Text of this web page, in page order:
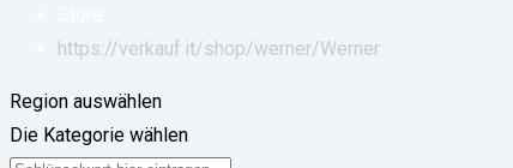
https://verkauf.it/shop/werner/Werner
Region auswählen
Die Kategorie wählen